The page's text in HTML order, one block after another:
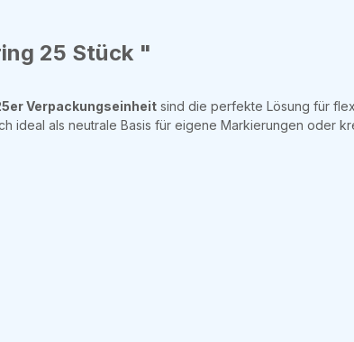
25 Stück "
Verpackungseinheit sind die perfekte Lösung für
ideal als neutrale Basis für eigene Markierungen oder